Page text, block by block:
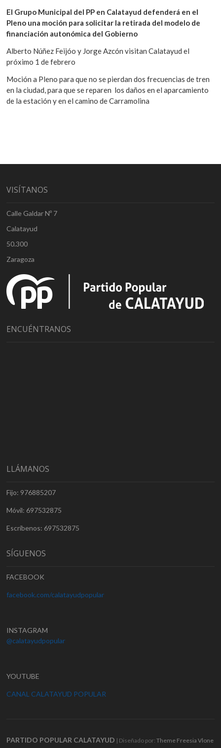
El Grupo Municipal del PP en Calatayud defenderá en el
Pleno una moción para solicitar la retirada del modelo de
financiación autonómica del Gobierno
Alberto Núñez Feijóo y Jorge Azcón visitan Calatayud el
próximo 1 de febrero
Moción a Pleno para que no se pierdan dos frecuencias de tren
en la ciudad, para que se reparen los daños en el aparcamiento
de la estación y en el camino de Carramolina
VISÍTANOS
Calle Galdar Nº 7
Calatayud
50.300
Zaragoza
ENCUÉNTRANOS
LLÁMANOS
Fijo: 976885207
Móvil: 697532875
Escríbenos: 697532875
SÍGUENOS
FACEBOOK
facebook.com/calatayudpopular
INSTAGRAM
@calatayudpopular
YOUTUBE
CANAL CALATAYUD POPULAR
PARTIDO POPULAR CALATAYUD | Diseñado por:Theme Freesia Vlone